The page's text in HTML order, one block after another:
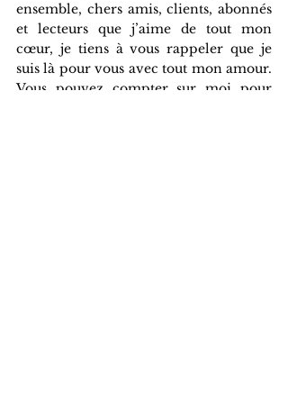
ensemble, chers amis, clients, abonnés
et lecteurs que j’aime de tout mon
cœur, je tiens à vous rappeler que je
suis là pour vous avec tout mon amour.
Vous pouvez compter sur moi pour